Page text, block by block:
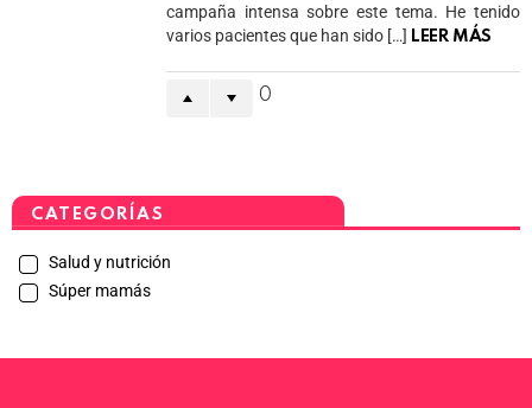
campaña intensa sobre este tema. He tenido
varios pacientes que han sido […] LEER MÁS
0
CATEGORÍAS
Salud y nutrición
Súper mamás